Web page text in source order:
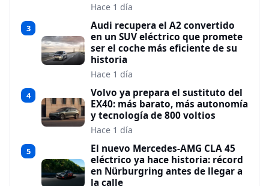
Hace 1 día
3
Audi recupera el A2 convertido
en un SUV eléctrico que promete
ser el coche más eficiente de su
historia
Hace 1 día
4
Volvo ya prepara el sustituto del
EX40: más barato, más autonomía
y tecnología de 800 voltios
Hace 1 día
5
El nuevo Mercedes-AMG CLA 45
eléctrico ya hace historia: récord
en Nürburgring antes de llegar a
la calle